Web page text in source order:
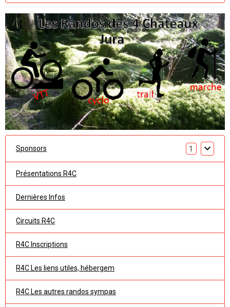
Sponsors 1
Présentations R4C
Dernières Infos
Circuits R4C
R4C Inscriptions
R4C Les liens utiles, hébergem
R4C Les autres randos sympas